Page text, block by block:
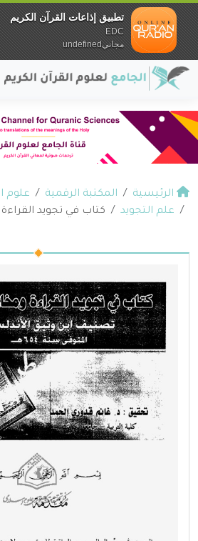
الرئيسية المكتبة الرقمية
علوم
علم التجويد
كتاب في تجويد
تطبيق إذاعات القرآن الكريم
EDC
مجانيundefined